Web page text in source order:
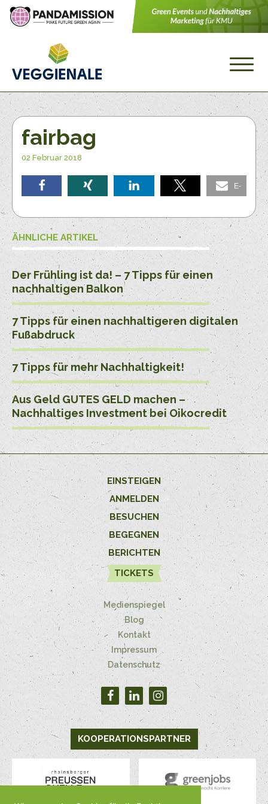
fairbag
02 Februar 2018
E-
ÄHNLICHE ARTIKEL
Der Frühling ist da! – 7 Tipps für einen
nachhaltigen Balkon
7 Tipps für einen nachhaltigeren digitalen
Fußabdruck
7 Tipps für mehr Nachhaltigkeit!
Aus Geld GUTES GELD machen –
Nachhaltiges Investment bei Oikocredit
EINSTEIGEN
ANMELDEN
BESUCHEN
BEGEGNEN
BERICHTEN
TICKETS
Medienspiegel
Blog
Kontakt
Impressum
Datenschutz
KOOPERATIONSPARTNER